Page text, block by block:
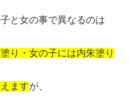
と女の事で異なるのは
り・女の子には内朱塗り
ますが、